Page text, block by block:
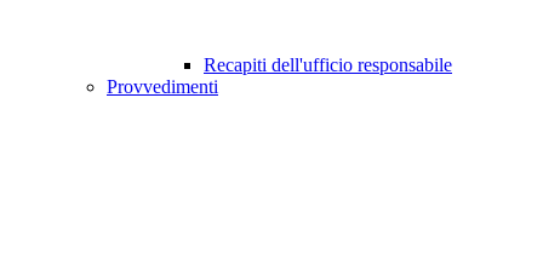
Recapiti dell'ufficio responsabile
Provvedimenti